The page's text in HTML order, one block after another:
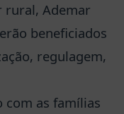
rural, Ademar
beneficiados
regulagem,
com as famílias